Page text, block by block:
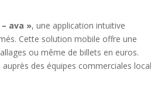
ava », une application intuitive
Cette solution mobile offre une
ou même de billets en euros.
auprès des équipes commerciales